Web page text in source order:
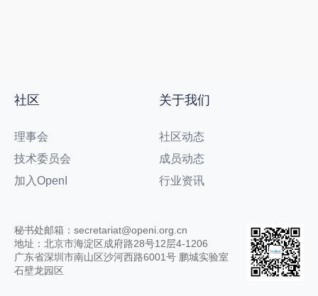
社区
理事会
技术委员会
加入OpenI
关于我们
社区动态
成员动态
行业资讯
秘书处邮箱：secretariat@openi.org.cn
地址：北京市海淀区成府路28号12层4-1206
广东省深圳市南山区沙河西路6001号 鹏城实验室
石壁龙园区